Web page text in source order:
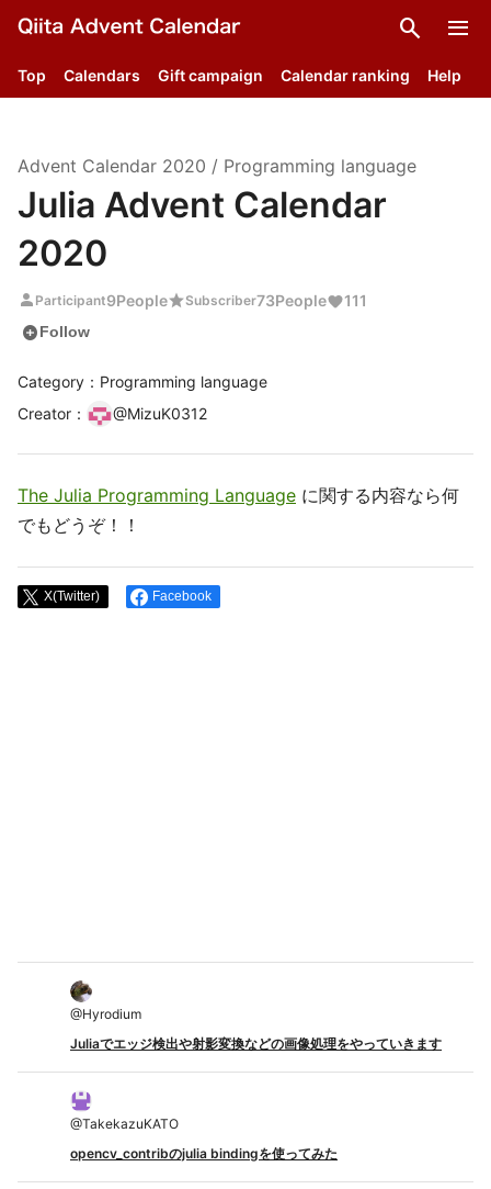
search menu
Top Calendars Gift campaign Calendar ranking Help
Advent Calendar 2020 / Programming language
Julia Advent Calendar
2020
person Participant9PeoplestarSubscriber73People 111
add_circleFollow
Category：Programming language
Creator ： @MizuK0312
The Julia Programming Language に関する内容なら何
でもどうぞ！！
X(Twitter) Facebook
@Hyrodium
Juliaでエッジ検出や射影変換などの画像処理をやっていきます
@TakekazuKATO
opencv_contribのjulia bindingを使ってみた